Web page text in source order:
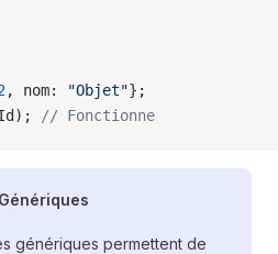
, nom: "Objet"};
// Fonctionne
génériques permettent de